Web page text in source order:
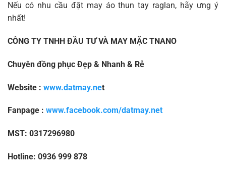
Nếu có nhu cầu đặt may áo thun tay raglan, hãy ưng ý
nhất!
CÔNG TY TNHH ĐẦU TƯ VÀ MAY MẶC TNANO
Chuyên đồng phục Đẹp & Nhanh & Rẻ
Website : www.datmay.net
Fanpage : www.facebook.com/datmay.net
MST: 0317296980
Hotline: 0936 999 878